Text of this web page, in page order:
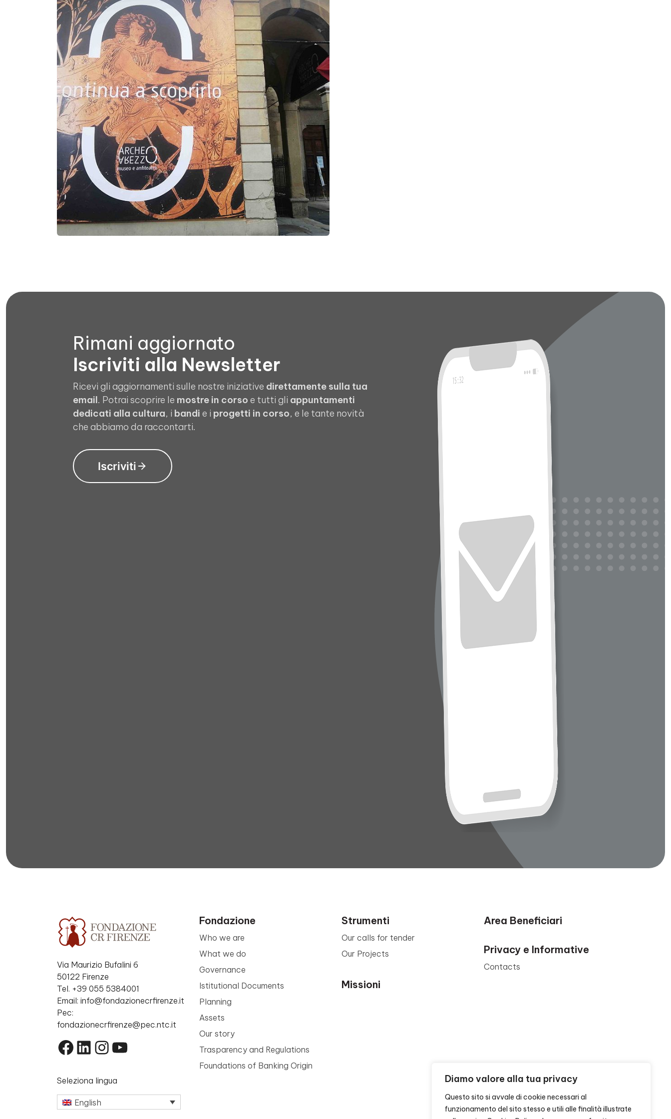
Diamo valore alla tua privacy
Questo sito si avvale di cookie necessari al
funzionamento del sito stesso e utili alle finalità illustrate
Rimani aggiornato
Iscriviti alla Newsletter
Ricevi gli aggiornamenti sulle nostre iniziative direttamente sulla tua
email. Potrai scoprire le mostre in corso e tutti gli appuntamenti
dedicati alla cultura, i bandi e i progetti in corso, e le tante novità
che abbiamo da raccontarti.
Iscriviti
Via Maurizio Bufalini 6
50122 Firenze
Tel. +39 055 5384001
Email: info@fondazionecrfirenze.it
Pec:
fondazionecrfirenze@pec.ntc.it
Facebook
LinkedIn
Instagram
YouTube
Seleziona lingua
English
Fondazione
Who we are
What we do
Governance
Istitutional Documents
Planning
Assets
Our story
Trasparency and Regulations
Foundations of Banking Origin
Strumenti
Our calls for tender
Our Projects
Missioni
Area Beneficiari
Privacy e Informative
Contacts